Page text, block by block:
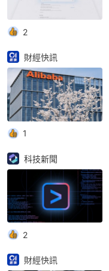
2
財經快訊
1
科技新聞
2
財經快訊